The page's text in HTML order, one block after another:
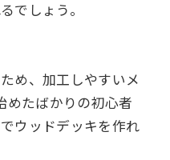
でしょう。
め、加工しやすいメ
めたばかりの初心者
ウッドデッキを作れ